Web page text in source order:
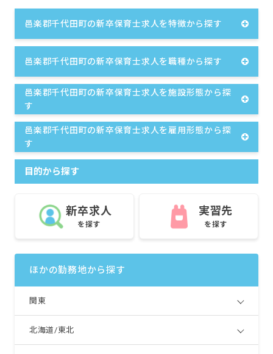
邑楽郡千代田町の新卒保育士求人を特徴から探す
邑楽郡千代田町の新卒保育士求人を職種から探す
邑楽郡千代田町の新卒保育士求人を施設形態から探
す
邑楽郡千代田町の新卒保育士求人を雇用形態から探
す
目的から探す
新卒求人
を探す
実習先
を探す
ほかの勤務地から探す
関東
北海道/東北